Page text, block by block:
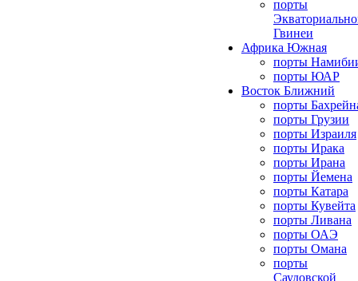
порты
Гвинеи
Африка Южная
порты
порты ЮАР
Восток Ближний
порты
порты Грузии
порты Израиля
порты Ирака
порты Ирана
порты Йемена
порты Катара
порты Кувейта
порты Ливана
порты ОАЭ
порты Омана
порты
Саудовской